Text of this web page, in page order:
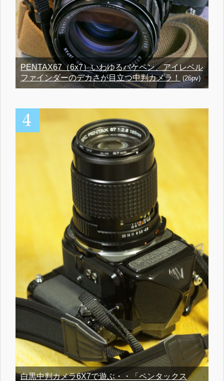
PENTAX67（6x7）いわゆるバケペン、アイレベル
ファインダーのデカさが目立つ中判カメラ！
(26pv)
白黒中判カメラ6X7で遊ぶ・・「ペンタックス